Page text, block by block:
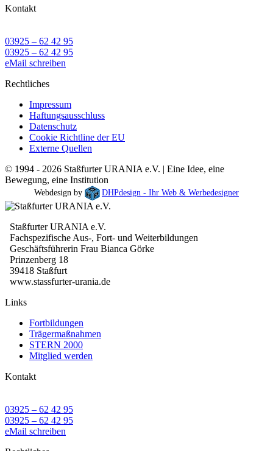
Kontakt
03925 – 62 42 95
03925 – 62 42 95
eMail schreiben
Rechtliches
Impressum
Haftungsausschluss
Datenschutz
Cookie Richtline der EU
Externe Quellen
© 1994 - 2026 Staßfurter URANIA e.V. | Eine Idee, eine
Bewegung, eine Institution
Webdesign by DHPdesign - Ihr Web & Werbedesigner
Staßfurter URANIA e.V.
Fachspezifische Aus-, Fort- und Weiterbildungen
Geschäftsführerin Frau Bianca Görke
Prinzenberg 18
39418 Staßfurt
www.stassfurter-urania.de
Links
Fortbildungen
Trägermaßnahmen
STERN 2000
Mitglied werden
Kontakt
03925 – 62 42 95
03925 – 62 42 95
eMail schreiben